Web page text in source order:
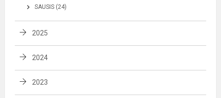
SAUSIS (24)
2025
2024
2023